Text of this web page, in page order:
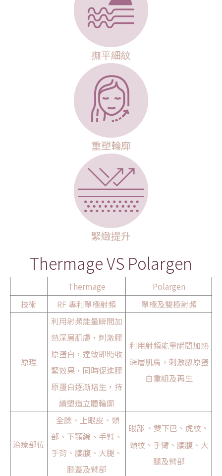
撫平細紋
重塑輪廓
緊緻提升
Thermage VS Polargen
Thermage
Polargen
技術
RF 專利單極射頻 單極及雙極射頻
原理
利用射頻能量瞬間加
熱深層肌膚，刺激膠
原蛋白，達致即時收
緊效果，同時促進膠
原蛋白逐漸增生，持
續塑造立體輪廓
利用射頻能量瞬間加熱
深層肌膚，刺激膠原蛋
白重組及再生
治療部位
全臉、上眼皮、頸
部、下顎線、手臂、
手背、腰腹、大腿、
膝蓋及臂部
眼部 、雙下巴、虎紋、
頸紋、手臂、腰腹、大
腿及臂部